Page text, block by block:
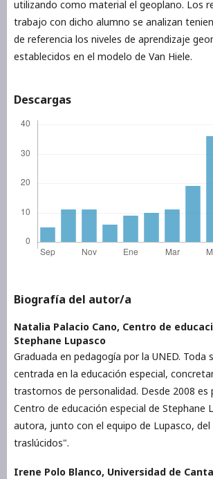
utilizando como material el geoplano. Los
trabajo con dicho alumno se analizan
de referencia los niveles de aprendizaje
establecidos en el modelo de Van Hiele.
Descargas
Biografía del autor/a
Natalia Palacio Cano, Centro de
Stephane Lupasco
Graduada en pedagogía por la UNED. Toda
centrada en la educación especial,
trastornos de personalidad. Desde 2008 es
Centro de educación especial de Stephane
autora, junto con el equipo de Lupasco,
traslúcidos".
Irene Polo Blanco, Universidad de